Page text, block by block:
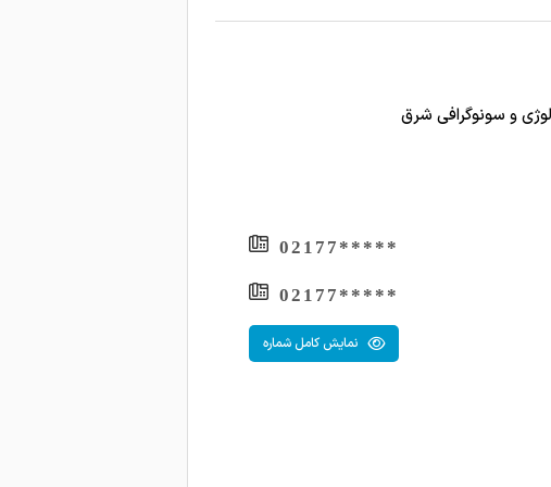
*****02177
*****02177
نمایش کامل شماره